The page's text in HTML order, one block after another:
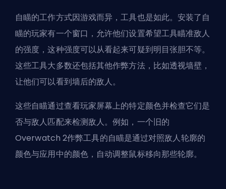
自瞄的工作方式因游戏而异，工具也是如此。安装了自
瞄的玩家有一个窗口，允许他们设置希望工具瞄准敌人
的强度，这种强度可以从看起来可疑到明目张胆不等。
这些工具大多数还包括其他作弊方法，比如透视墙壁，
让他们可以看到墙后的敌人。
这些自瞄通过查看玩家屏幕上的特定颜色并检查它们是
否与敌人匹配来检测敌人。例如，一个旧的
Overwatch 2作弊工具的自瞄是通过对照敌人轮廓的
颜色与应用中的颜色，自动调整鼠标移向那些轮廓。